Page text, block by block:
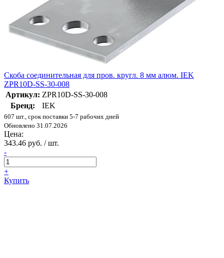
Скоба соединительная для пров. кругл. 8 мм алюм. IEK
ZPR10D-SS-30-008
Артикул: ZPR10D-SS-30-008
Бренд:
IEK
607 шт., срок поставки 5-7 рабочих дней
Обновлено 31.07.2026
Цена:
343.46 руб. / шт.
-
+
Купить